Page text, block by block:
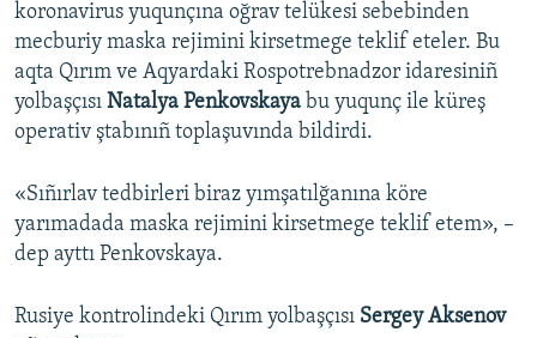
RFE/RS bütün saytları
koronavirus yuqunçına oğrav telükesi sebebinden
mecburiy maska rejimini kirsetmege teklif eteler. Bu
aqta Qırım ve Aqyardaki Rospotrebnadzor idaresiniñ
yolbaşçısı Natalya Penkovskaya bu yuqunç ile küreş
operativ ştabınıñ toplaşuvında bildirdi.
«Sıñırlav tedbirleri biraz yımşatılğanına köre
yarımadada maska rejimini kirsetmege teklif etem», –
dep ayttı Penkovskaya.
Rusiye kontrolindeki Qırım yolbaşçısı Sergey Aksenov